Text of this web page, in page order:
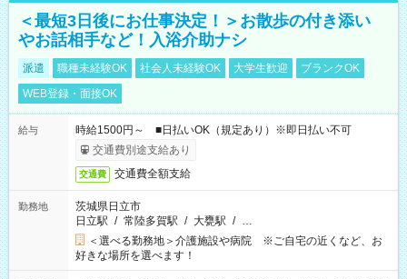
＜最短3日後にお仕事決定！＞お散歩の付き添い
やお話相手など！入浴介助ナシ
派遣 職種未経験OK 社会人未経験OK 大学生歓迎
ブランクOK
WEB登録・面接OK
給与
時給1500円～ ■日払いOK（規定あり）※即日払い不可
交通費別途支給あり
交通費 交通費全額支給
勤務地
茨城県日立市
日立駅 / 常陸多賀駅 / 大甕駅 / …
＜選べる勤務地＞介護施設や病院 ※ご自宅の近くなど、お
好きな場所を選べます！